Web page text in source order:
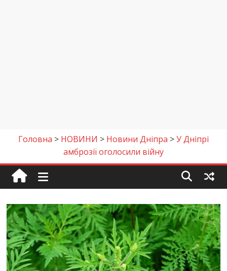
Головна > НОВИНИ > Новини Дніпра >У Дніпрі
амброзії оголосили війну